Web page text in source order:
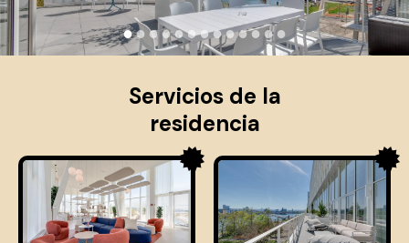
●●●●●●●●●●●●●
Servicios de la
residencia